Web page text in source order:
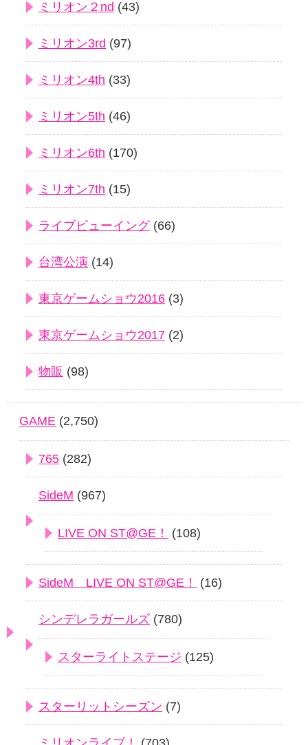
ミリオン２nd (43)
ミリオン3rd (97)
ミリオン4th (33)
ミリオン5th (46)
ミリオン6th (170)
ミリオン7th (15)
ライブビューイング(66)
台湾公演 (14)
東京ゲームショウ2016 (3)
東京ゲームショウ2017 (2)
物販 (98)
GAME (2,750)
765 (282)
SideM (967)
LIVE ON ST@GE！ (108)
SideM LIVE ON ST@GE！ (16)
シンデレラガールズ (780)
スターライトステージ (125)
スターリットシーズン (7)